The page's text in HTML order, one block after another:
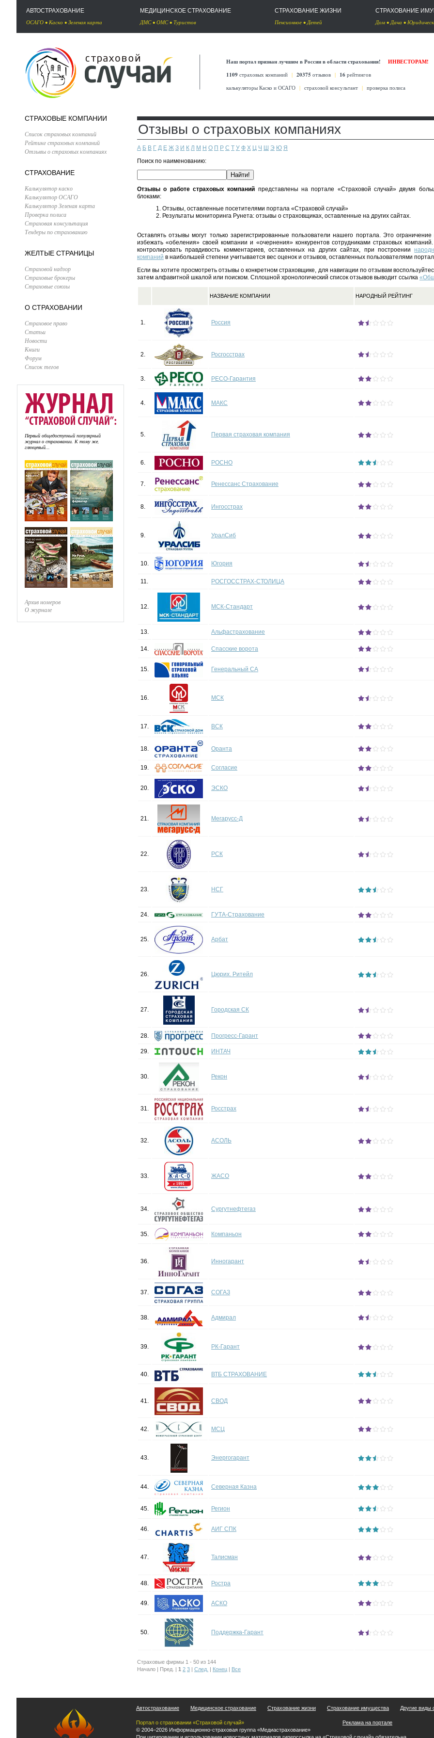
АВТОСТРАХОВАНИЕ
ОСАГО • Каско • Зеленая карта
МЕДИЦИНСКОЕ СТРАХОВАНИЕ
ДМС• ОМС• Туристов
СТРАХОВАНИЕ ЖИЗНИ
Пенсионное •Детей
СТРАХОВАНИЕ
Дом •Дача •
Наш портал признан лучшим в России в области страхования!
ИНВЕСТОРАМ!
1109 страховых компаний | 20375 отзывов | 16 рейтингов
калькуляторы Каско и ОСАГО | страховой консультант | проверка полиса
СТРАХОВЫЕ КОМПАНИИ
Список страховых компаний
Рейтинг страховых компаний
Отзывы о страховых компаниях
СТРАХОВАНИЕ
Калькулятор каско
Калькулятор ОСАГО
Калькулятор Зеленая карта
Проверка полиса
Страховая консультация
Тендеры по страхованию
ЖЕЛТЫЕ СТРАНИЦЫ
Страховой надзор
Страховые брокеры
Страховые союзы
О СТРАХОВАНИИ
Страховое право
Статьи
Новости
Книги
Форум
Список тегов
Первый общедоступный популярный
журнал о страховании. К тому же,
глянцевый...
Архив номеров
О журнале
Отзывы о страховых компаниях
А Б В Г Д Е Ж З И К Л М Н О П Р С Т У Ф Х Ц Ч Ш Э Ю Я
Поиск по наименованию:
Отзывы о работе страховых компаний представлены на портале «Страховой случай» двумя
блоками:
Отзывы, оставленные посетителями портала «Страховой случай»
Результаты мониторинга Рунета: отзывы о страховщиках, оставленные на других сайтах.
Оставлять отзывы могут только зарегистрированные пользователи нашего портала. Это
избежать «обеления» своей компании и «очернения» конкурентов сотрудниками страховых
контролировать правдивость комментариев, оставленных на других сайтах, при построении
компаний в наибольшей степени учитывается вес оценок и отзывов, оставленных пользователями
Если вы хотите просмотреть отзывы о конкретном страховщике, для навигации по отзывам
затем алфавитной шкалой или поиском. Сплошной хронологический список отзывов выводит ссылка
НАЗВАНИЕ КОМПАНИИ НАРОДНЫЙ РЕЙТИНГ
1. Россия
2. Росгосстрах
3. РЕСО-Гарантия
4. МАКС
5. Первая страховая компания
6. РОСНО
7. Ренессанс Страхование
8. Ингосстрах
9. УралСиб
10. Югория
11. РОСГОССТРАХ-СТОЛИЦА
12. МСК-Стандарт
13. Альфастрахование
14. Спасские ворота
15. Генеральный СА
16. МСК
17. ВСК
18. Оранта
19. Согласие
20. ЭСКО
21. Мегарусс-Д
22. РСК
23. НСГ
24. ГУТА-Страхование
25. Арбат
26. Цюрих. Ритейл
27. Городская СК
28. Прогресс-Гарант
29. ИНТАЧ
30. Рекон
31. Росстрах
32. АСОЛЬ
33. ЖАСО
34. Сургутнефтегаз
35. Компаньон
36. Инногарант
37. СОГАЗ
38. Адмирал
39. РК-Гарант
40. ВТБ СТРАХОВАНИЕ
41. СВОД
42. МСЦ
43. Энергогарант
44. Северная Казна
45. Регион
46. АИГ СПК
47. Талисман
48. Ростра
49. АСКО
50. Поддержка-Гарант
Страховые фирмы 1 - 50 из 144
Начало | Пред. | 1 2 3 | След. | Конец | Все
Автострахование Медицинское страхование Страхование жизни Страхование имущества Другие виды
Портал о страховании «Страховой случай»
Реклама на портале
© 2004–2026 Информационно-страховая группа «Медиастрахование»